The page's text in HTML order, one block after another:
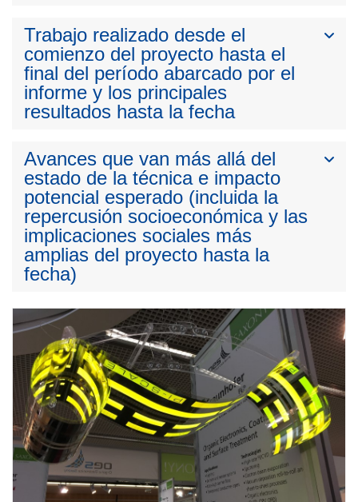
Trabajo realizado desde el
comienzo del proyecto hasta el
final del período abarcado por el
informe y los principales
resultados hasta la fecha
Avances que van más allá del
estado de la técnica e impacto
potencial esperado (incluida la
repercusión socioeconómica y las
implicaciones sociales más
amplias del proyecto hasta la
fecha)